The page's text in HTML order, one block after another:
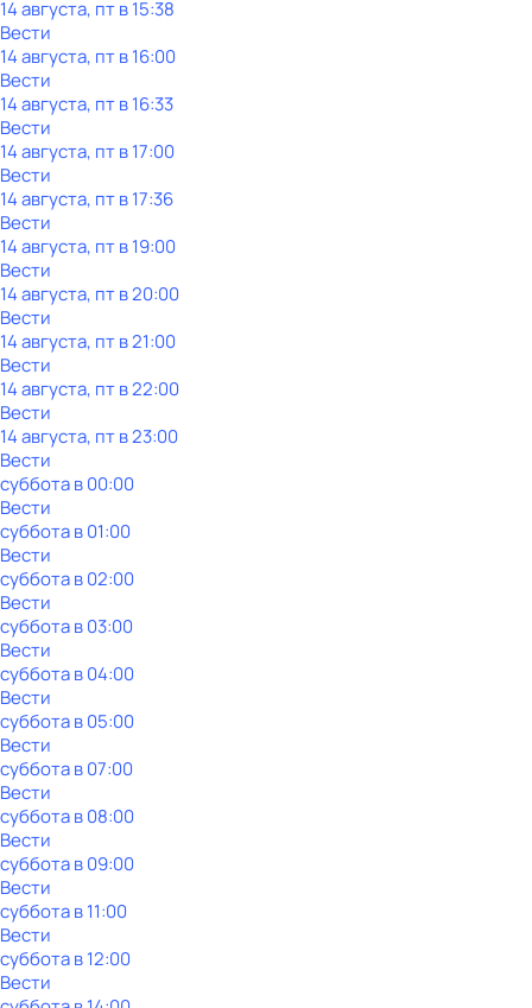
14 августа, пт в 15:38
Вести
14 августа, пт в 16:00
Вести
14 августа, пт в 16:33
Вести
14 августа, пт в 17:00
Вести
14 августа, пт в 17:36
Вести
14 августа, пт в 19:00
Вести
14 августа, пт в 20:00
Вести
14 августа, пт в 21:00
Вести
14 августа, пт в 22:00
Вести
14 августа, пт в 23:00
Вести
субботав00:00
Вести
субботав01:00
Вести
субботав02:00
Вести
субботав03:00
Вести
субботав04:00
Вести
субботав05:00
Вести
субботав07:00
Вести
субботав08:00
Вести
субботав09:00
Вести
субботав11:00
Вести
субботав12:00
Вести